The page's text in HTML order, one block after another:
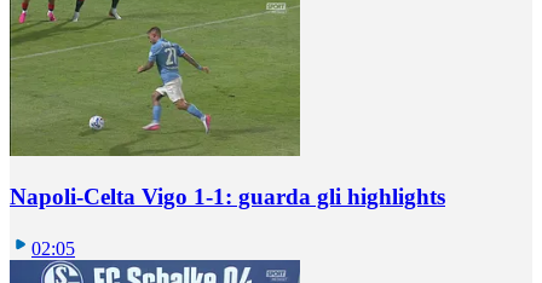
Napoli-Celta Vigo 1-1: guarda gli highlights
02:05